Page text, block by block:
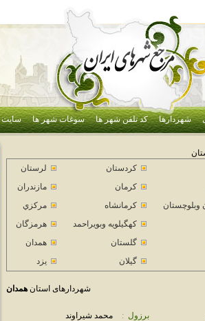
شهردارها کد تلفن شهر ها سوغات شهر ها سایت
كردستان
لرستان
كرمان
مازندران
وبلوچستان كرمانشاه
مركزي
كهگيلويه وبويراحمد
هرمزگان
گلستان
همدان
گيلان يزد
شهردارهای استانهمدان
برزول :
محمد شيراوند